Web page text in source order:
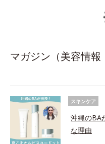
マガジン（美容情報
スキンケア
沖縄のBA
な理由